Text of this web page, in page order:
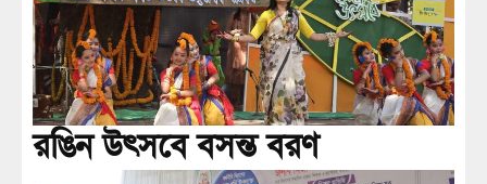
রঙিন উৎসবে বসন্ত বরণ